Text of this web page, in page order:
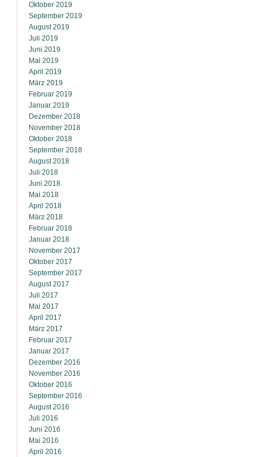
Oktober 2019
September 2019
August 2019
Juli 2019
Juni 2019
Mai 2019
April 2019
März 2019
Februar 2019
Januar 2019
Dezember 2018
November 2018
Oktober 2018
September 2018
August 2018
Juli 2018
Juni 2018
Mai 2018
April 2018
März 2018
Februar 2018
Januar 2018
November 2017
Oktober 2017
September 2017
August 2017
Juli 2017
Mai 2017
April 2017
März 2017
Februar 2017
Januar 2017
Dezember 2016
November 2016
Oktober 2016
September 2016
August 2016
Juli 2016
Juni 2016
Mai 2016
April 2016